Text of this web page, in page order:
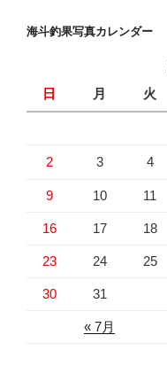
海斗釣果写真カレンダー
日
月 火
« 7月
2 3 4
9 10 11
16 17 18
23 24 25
30 31